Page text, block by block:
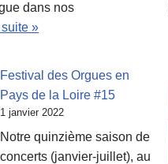
dans nos
»
Festival des Orgues en
Pays de la Loire #15
1 janvier 2022
Notre quinzième saison de
concerts (janvier-juillet), au